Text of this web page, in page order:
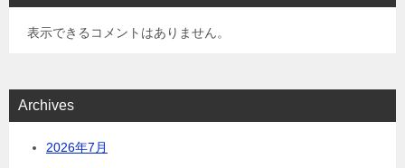
表示できるコメントはありません。
Archives
2026年7月